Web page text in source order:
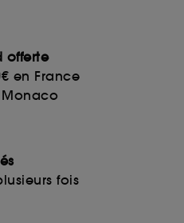
offerte
en France
fois